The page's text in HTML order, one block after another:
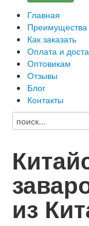
Главная
Преимущества
Как заказать
Оплата и
Оптовикам
Отзывы
Блог
Контакты
из